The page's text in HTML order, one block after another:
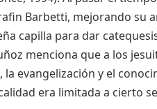
Barbetti, mejorando su
capilla para dar
menciona que a los
la evangelización y el
era limitada a cierto